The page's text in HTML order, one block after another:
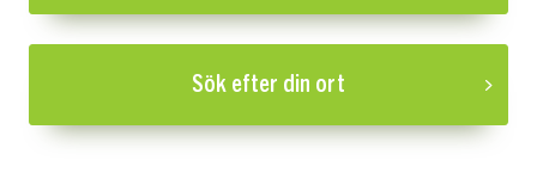
Sök efter din ort